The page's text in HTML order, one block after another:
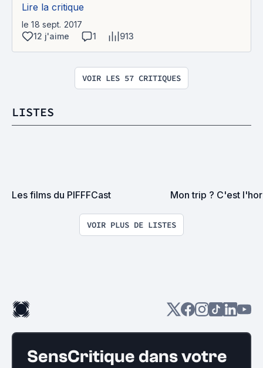
Lire la critique
le 18 sept. 2017
12 j'aime
1 913
VOIR LES 57 CRITIQUES
LISTES
Les films du PIFFFCast Mon trip ? C'est
VOIR PLUS DE LISTES
SensCritique dans votre